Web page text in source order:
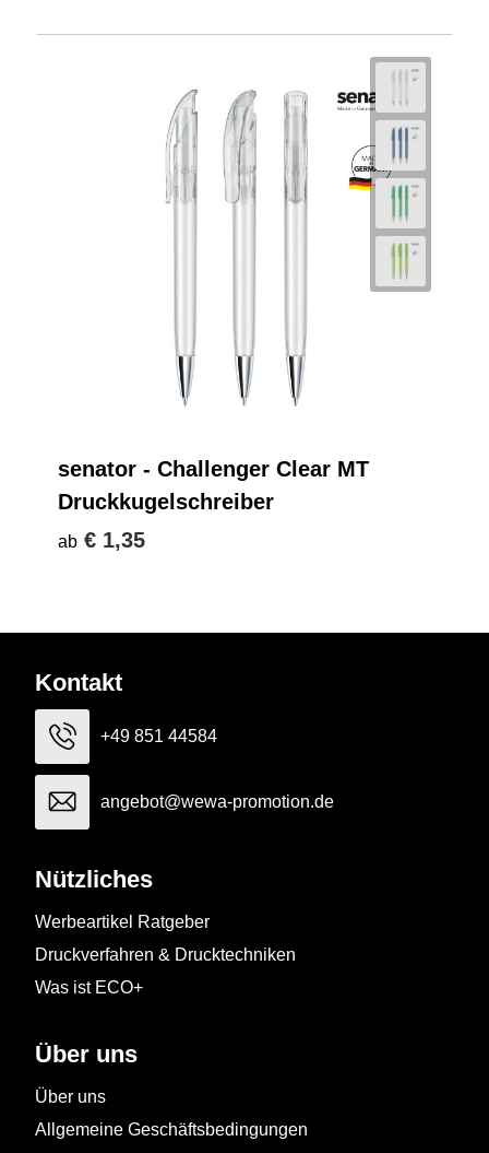
senator - Challenger Clear MT
Druckkugelschreiber
ab € 1,35
Kontakt
+49 851 44584
angebot@wewa-promotion.de
Nützliches
Werbeartikel Ratgeber
Druckverfahren & Drucktechniken
Was ist ECO+
Über uns
Über uns
Allgemeine Geschäftsbedingungen